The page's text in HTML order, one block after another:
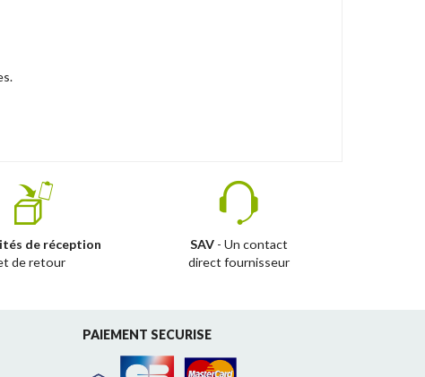
de réception
de retour
SAV- Un contact
direct fournisseur
PAIEMENT SECURISE